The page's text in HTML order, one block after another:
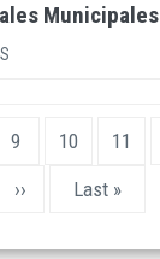
Municipales
Page
9 Page
10 Page
11
Next
››
Last
Last »